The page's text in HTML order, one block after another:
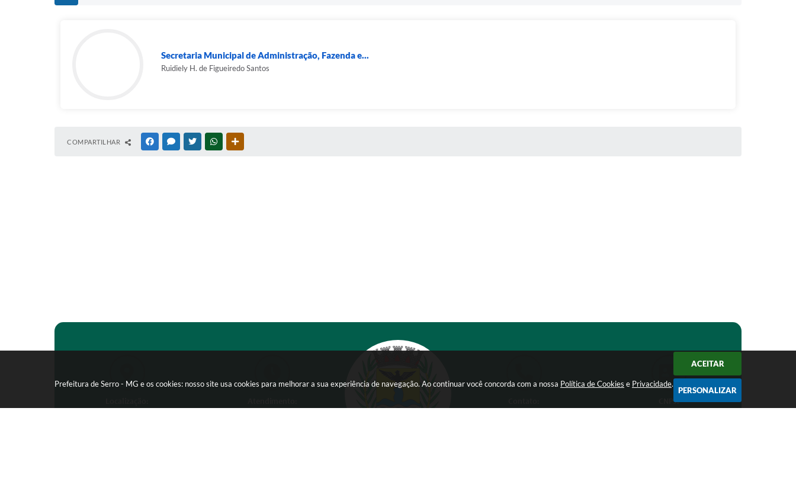
Prefeitura de Serro - MG e os cookies: nosso site usa cookies para melhorar a sua experiência de navegação. Ao continuar você concorda com a nossa Política de Cookies e Privacidade.
ACEITAR
PERSONALIZAR
Secretaria Municipal de Administração, Fazenda e...
Ruidiely H. de Figueiredo Santos
COMPARTILHAR FACEBOOKMESSENGER
TWITTERWHATSAPP
CNPJ: